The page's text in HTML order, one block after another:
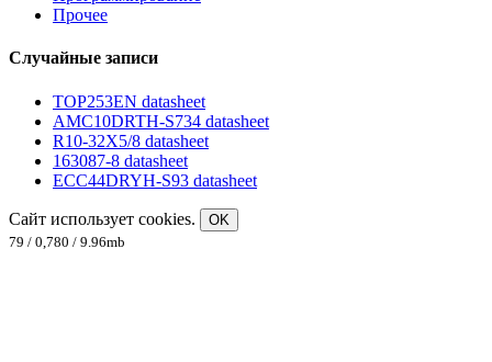
Прочее
Случайные записи
TOP253EN datasheet
AMC10DRTH-S734 datasheet
R10-32X5/8 datasheet
163087-8 datasheet
ECC44DRYH-S93 datasheet
Сайт использует cookies.
OK
79 / 0,780 / 9.96mb